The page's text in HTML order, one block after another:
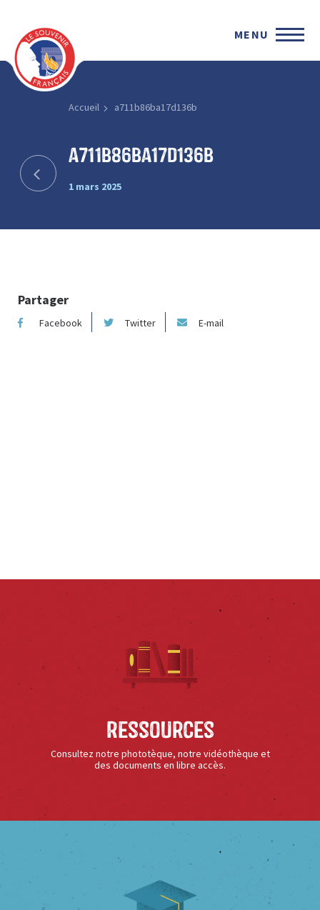
MENU
Accueil a711b86ba17d136b
a711b86ba17d136b
1 mars 2025
Partager
Facebook Twitter E-mail
Ressources
Consultez notre phototèque, notre vidéothèque et
des documents en libre accès.